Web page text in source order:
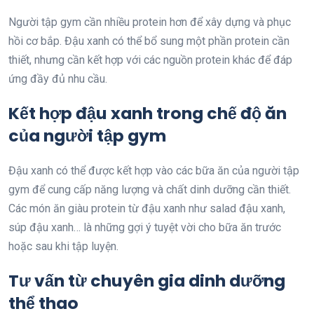
Người tập gym cần nhiều protein hơn để xây dựng và phục
hồi cơ bắp. Đậu xanh có thể bổ sung một phần protein cần
thiết, nhưng cần kết hợp với các nguồn protein khác để đáp
ứng đầy đủ nhu cầu.
Kết hợp đậu xanh trong chế độ ăn
của người tập gym
Đậu xanh có thể được kết hợp vào các bữa ăn của người tập
gym để cung cấp năng lượng và chất dinh dưỡng cần thiết.
Các món ăn giàu protein từ đậu xanh như salad đậu xanh,
súp đậu xanh… là những gợi ý tuyệt vời cho bữa ăn trước
hoặc sau khi tập luyện.
Tư vấn từ chuyên gia dinh dưỡng
thể thao